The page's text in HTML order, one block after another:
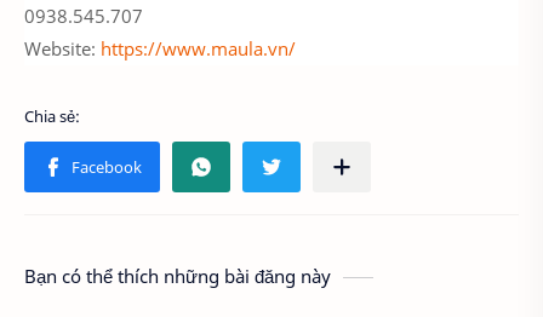
0938.545.707
Website: https://www.maula.vn/
Bạn có thể thích những bài đăng này